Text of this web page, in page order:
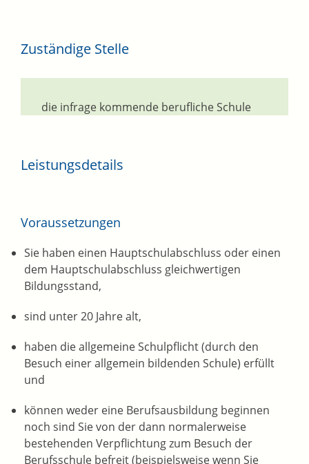
Zuständige Stelle
die infrage kommende berufliche Schule
Leistungsdetails
Voraussetzungen
Sie haben einen Hauptschulabschluss oder einen
dem Hauptschulabschluss gleichwertigen
Bildungsstand,
sind unter 20 Jahre alt,
haben die allgemeine Schulpflicht(durch den
Besuch einer allgemein bildenden Schule) erfüllt
und
können weder eine Berufsausbildung beginnen
noch sind Sie von der dann normalerweise
bestehenden Verpflichtung zum Besuch der
Berufsschule befreit(beispielsweise wenn Sie